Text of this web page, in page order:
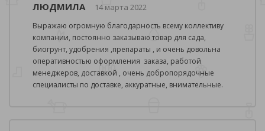
ЛЮДМИЛА 14 марта 2022
Выражаю огромную благодарность всему коллективу
компании, постоянно заказываю товар для сада,
биогрунт, удобрения ,препараты , и очень довольна
оперативностью оформления заказа, работой
менеджеров, доставкой , очень добропорядочные
специалисты по доставке, аккуратные, внимательные.